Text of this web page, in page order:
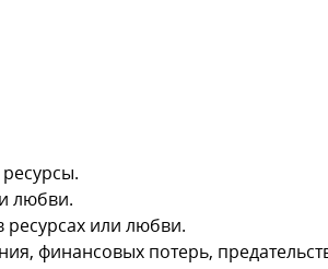
любви.
или любви.
финансовых потерь,